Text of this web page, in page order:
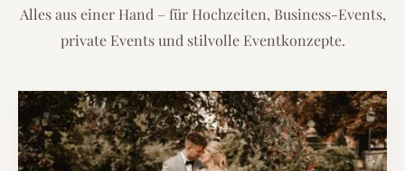
Alles aus einer Hand – für Hochzeiten, Business-Events,
private Events und stilvolle Eventkonzepte.